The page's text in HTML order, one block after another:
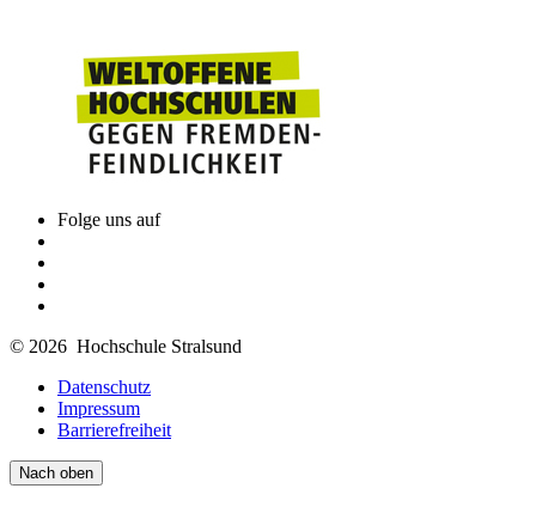
Folge uns auf
© 2026 Hochschule Stralsund
Datenschutz
Impressum
Barrierefreiheit
Nach oben